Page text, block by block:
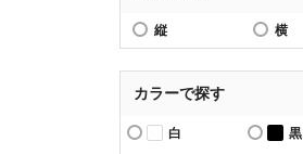
縦 横
カラーで探す
白 黒